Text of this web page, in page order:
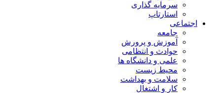
سرمایه گذاری
استارتاپ
اجتماعی
جامعه
آموزش و پرورش
حوادث و انتظامی
علمی و دانشگاه ها
محیط زیست
سلامت و بهداشت
کار و اشتغال